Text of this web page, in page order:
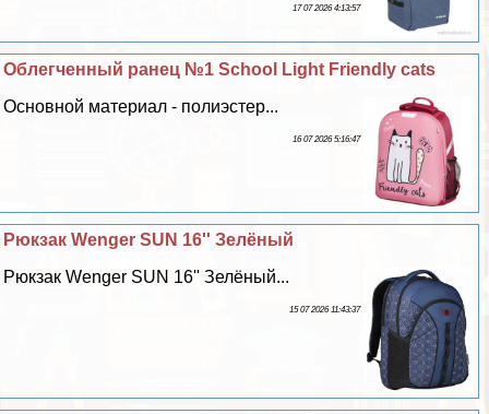
17 07 2026 4:13:57
Облегченный ранец №1 School Light Friendly cats
Основной материал - полиэстер...
16 07 2026 5:16:47
Рюкзак Wenger SUN 16'' Зелёный
Рюкзак Wenger SUN 16'' Зелёный...
15 07 2026 11:43:37